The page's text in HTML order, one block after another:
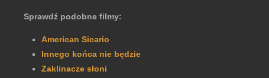
Sprawdź podobne filmy:
American Sicario
Innego końca nie będzie
Zaklinacze słoni